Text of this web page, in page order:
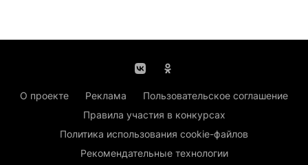
О проекте Реклама
Пользовательское соглашение
Правила участия в конкурсах
Политика использования cookie-файлов
Рекомендательные технологии